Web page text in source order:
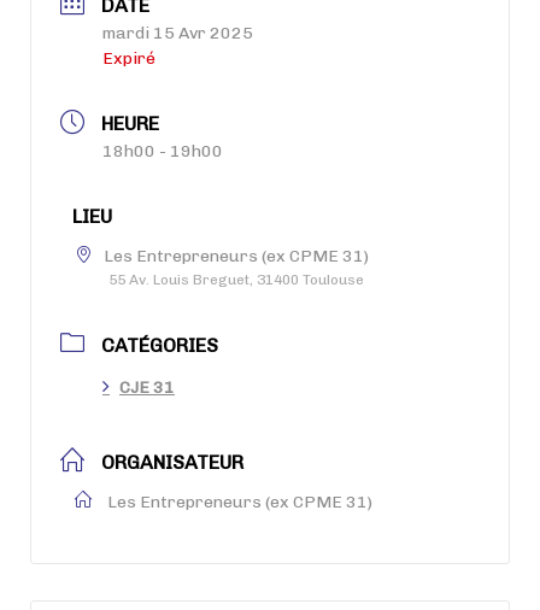
DATE
mardi 15 Avr 2025
Expiré
HEURE
18h00 - 19h00
LIEU
Les Entrepreneurs (ex CPME 31)
55 Av. Louis Breguet, 31400 Toulouse
CATÉGORIES
CJE 31
ORGANISATEUR
Les Entrepreneurs (ex CPME 31)